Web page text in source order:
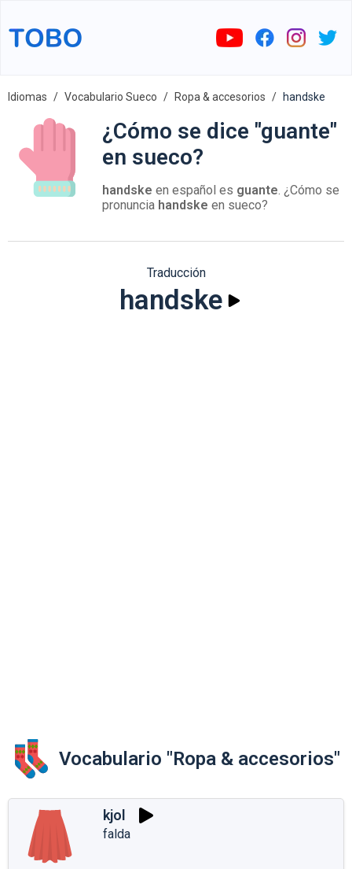
Idiomas Vocabulario Sueco Ropa & accesorios handske
¿Cómo se dice "guante"
en sueco?
handske en español es guante. ¿Cómo se
pronuncia handske en sueco?
Traducción
handske
Vocabulario "Ropa & accesorios"
kjol
falda